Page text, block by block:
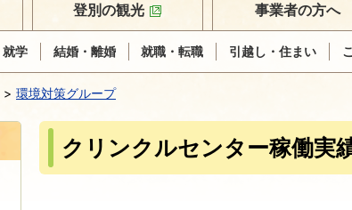
就学 結婚・離婚 就職・転職 引越し・住まい
登別の観光 事業者の方へ
環境対策グループ
クリンクルセンター稼働実